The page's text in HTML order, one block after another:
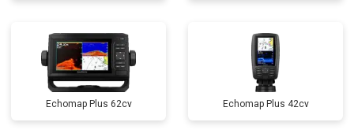
Echomap Plus 62cv Echomap Plus 42cv